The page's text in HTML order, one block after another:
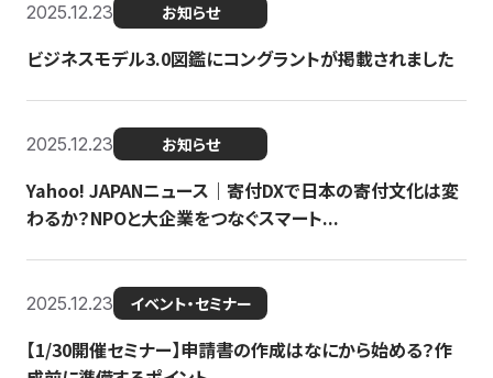
2025.12.23 お知らせ
ビジネスモデル3.0図鑑にコングラントが掲載されました
2025.12.23 お知らせ
Yahoo! JAPANニュース｜寄付DXで日本の寄付文化は変
わるか？NPOと大企業をつなぐスマート...
2025.12.23 イベント・セミナー
【1/30開催セミナー】申請書の作成はなにから始める？作